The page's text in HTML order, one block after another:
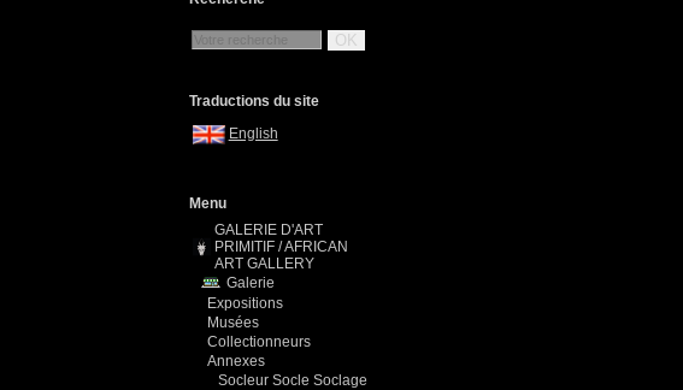
OK
Traductions du site
English
Menu
GALERIE D'ART
PRIMITIF / AFRICAN
ART GALLERY
Galerie
Expositions
Musées
Collectionneurs
Annexes
Socleur Socle Soclage